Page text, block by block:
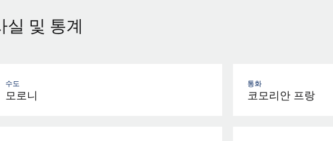
실 및 통계
수도
모로니
통화
코모리안 프랑